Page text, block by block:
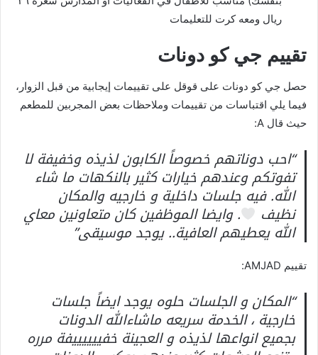
ريال ومعه كرت للتعليمات
تقييم جي كو دونات
حصل جي كو دونات على قوقل على تقييمات إيجابية من قبل الزوار،
فيما يلي اقتباسات من تقييمات وملاحظات بعض المجربين للمطعم
حيث قال A:
“احب دوناتهم خصوصاً الكابون لذيذه وخفيفة لا
تفوتكم وعندهم خيارات كثير بالنكهات ما شاء
الله. فيه جلسات داخلية و خارجيه والمكان
نظيف . وايضا الموظفين كان متعاونين معاي
الله يعطيهم العافية.. يوجد موسيقى”
تقييم AMJAD:
“المكان و الجلسات حلوه يوجد ايضاً جلسات
خارجية ، الخدمة سريعه ماشاءالله الدونات
بجميع انواعها لذيذه و العجينة خفييييييفة مرره